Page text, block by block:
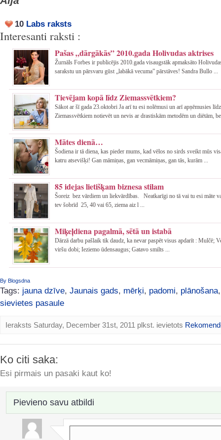
10 Labs raksts
Interesanti raksti :
Pašas „dārgākās” 2010.gada Holivudas aktrises
Žurnāls Forbes ir publicējis 2010.gada visaugstāk apmaksāto
sarakstu un pārsvaru gūst „labākā vecuma” pārstāves! Sandra Bullo ...
Tievējam kopā līdz Ziemassvētkiem?
Sākot ar šī gada 23.oktobri Ja arī tu esi nolēmusi un arī apņēmusies līdz
Ziemassvētkiem notievēt un nevis ar drastiskām metodēm un diētām,
Mātes dienā…
Šodiena ir tā diena, kas pieder mums, kad vēlos no sirds sveikt mūs
katru atsevišķi! Gan māmiņas, gan vecmāmiņas, gan tās, kurām ...
85 idejas lietišķam biznesa stilam
Šoreiz bez vārdiem un liekvārdības. Neatkarīgi no tā vai tu esi māte
tev šobrīd 25, 40 vai 65, ziema aiz l ...
Miķeļdiena pagalmā, sētā un istabā
Dārzā darbu pašlaik tik daudz, ka nevar paspēt visus apdarīt : Mulčē;
viršu dobi; Ieziemo ūdensaugus; Gatavo smilts ...
By Blogsdna
Tags: jauna dzīve, Jaunais gads, mērķi, padomi, plānošana
sievietes pasaule
Ieraksts Saturday, December 31st, 2011 plkst. ievietots
Ko citi saka:
Esi pirmais un pasaki kaut ko!
Pievieno savu atbildi